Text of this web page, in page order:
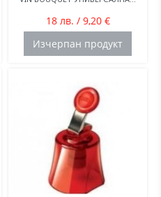
18 лв. / 9,20 €
Изчерпан продукт